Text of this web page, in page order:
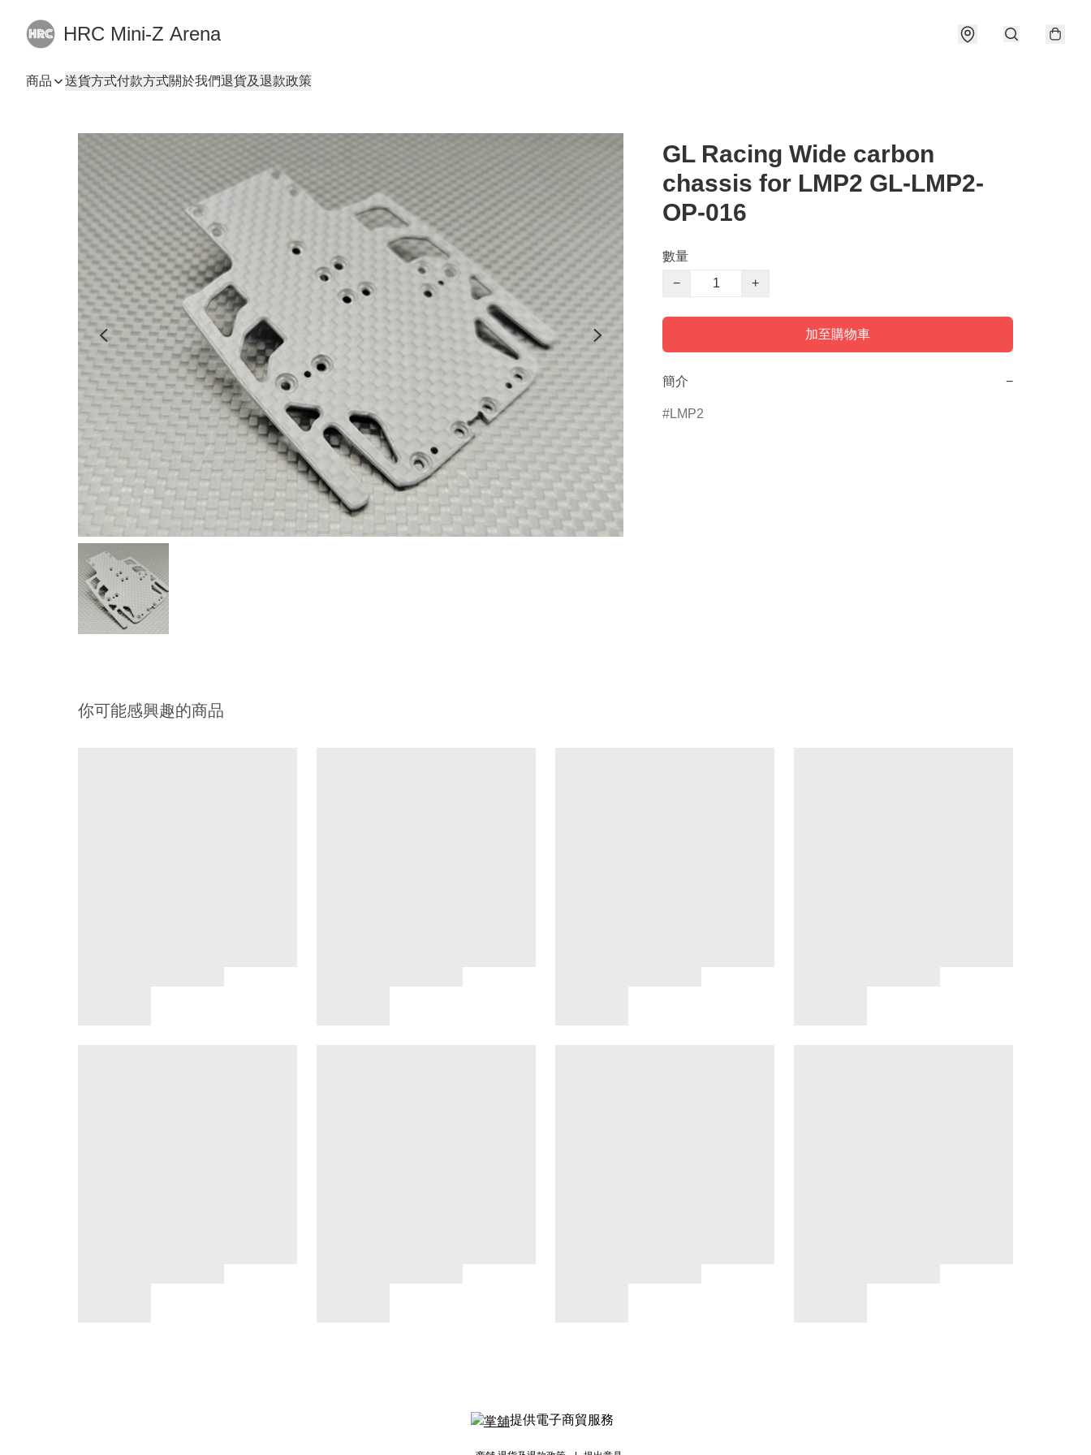
HRC Mini-Z Arena
商品 送貨方式付款方式關於我們退貨及退款政策
GL Racing Wide carbon
chassis for LMP2 GL-LMP2-
OP-016
數量
−
+
加至購物車
簡介 −
LMP2
你可能感興趣的商品
提供電子商貿服務